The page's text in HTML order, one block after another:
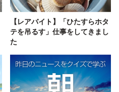
【レアバイト】「ひたすらホタ
テを吊るす」仕事をしてきまし
た